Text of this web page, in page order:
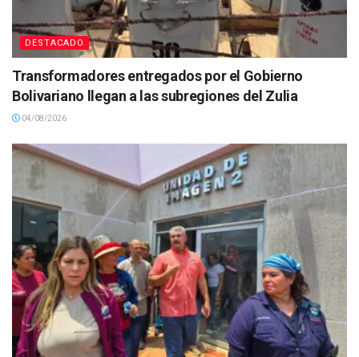
DESTACADO
Transformadores entregados por el Gobierno
Bolivariano llegan a las subregiones del Zulia
04/08/2026